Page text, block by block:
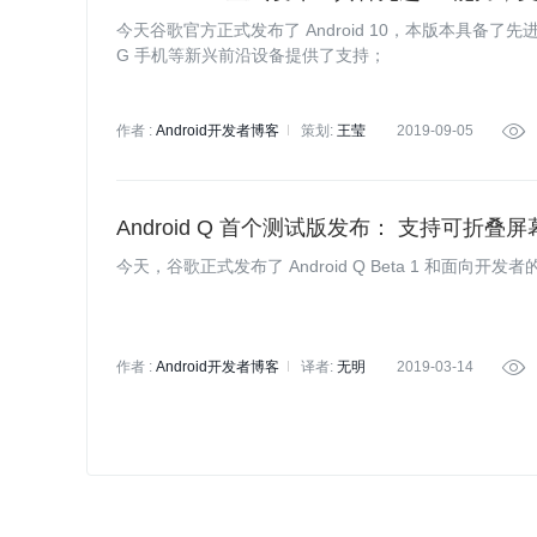
今天谷歌官方正式发布了 Android 10，本版本具备了先
G 手机等新兴前沿设备提供了支持；
作者 : Android开发者博客 策划: 王莹 2019-09-05 
Android Q 首个测试版发布： 支持可折叠屏
今天，谷歌正式发布了 Android Q Beta 1 和面向开发者
作者 : Android开发者博客 译者: 无明 2019-03-14 